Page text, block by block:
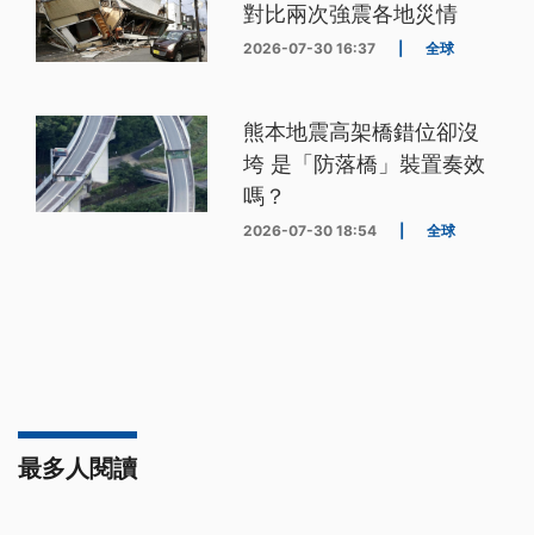
對比兩次強震各地災情
2026-07-30 16:37 全球
熊本地震高架橋錯位卻沒
垮 是「防落橋」裝置奏效
嗎？
2026-07-30 18:54 全球
最多人閱讀